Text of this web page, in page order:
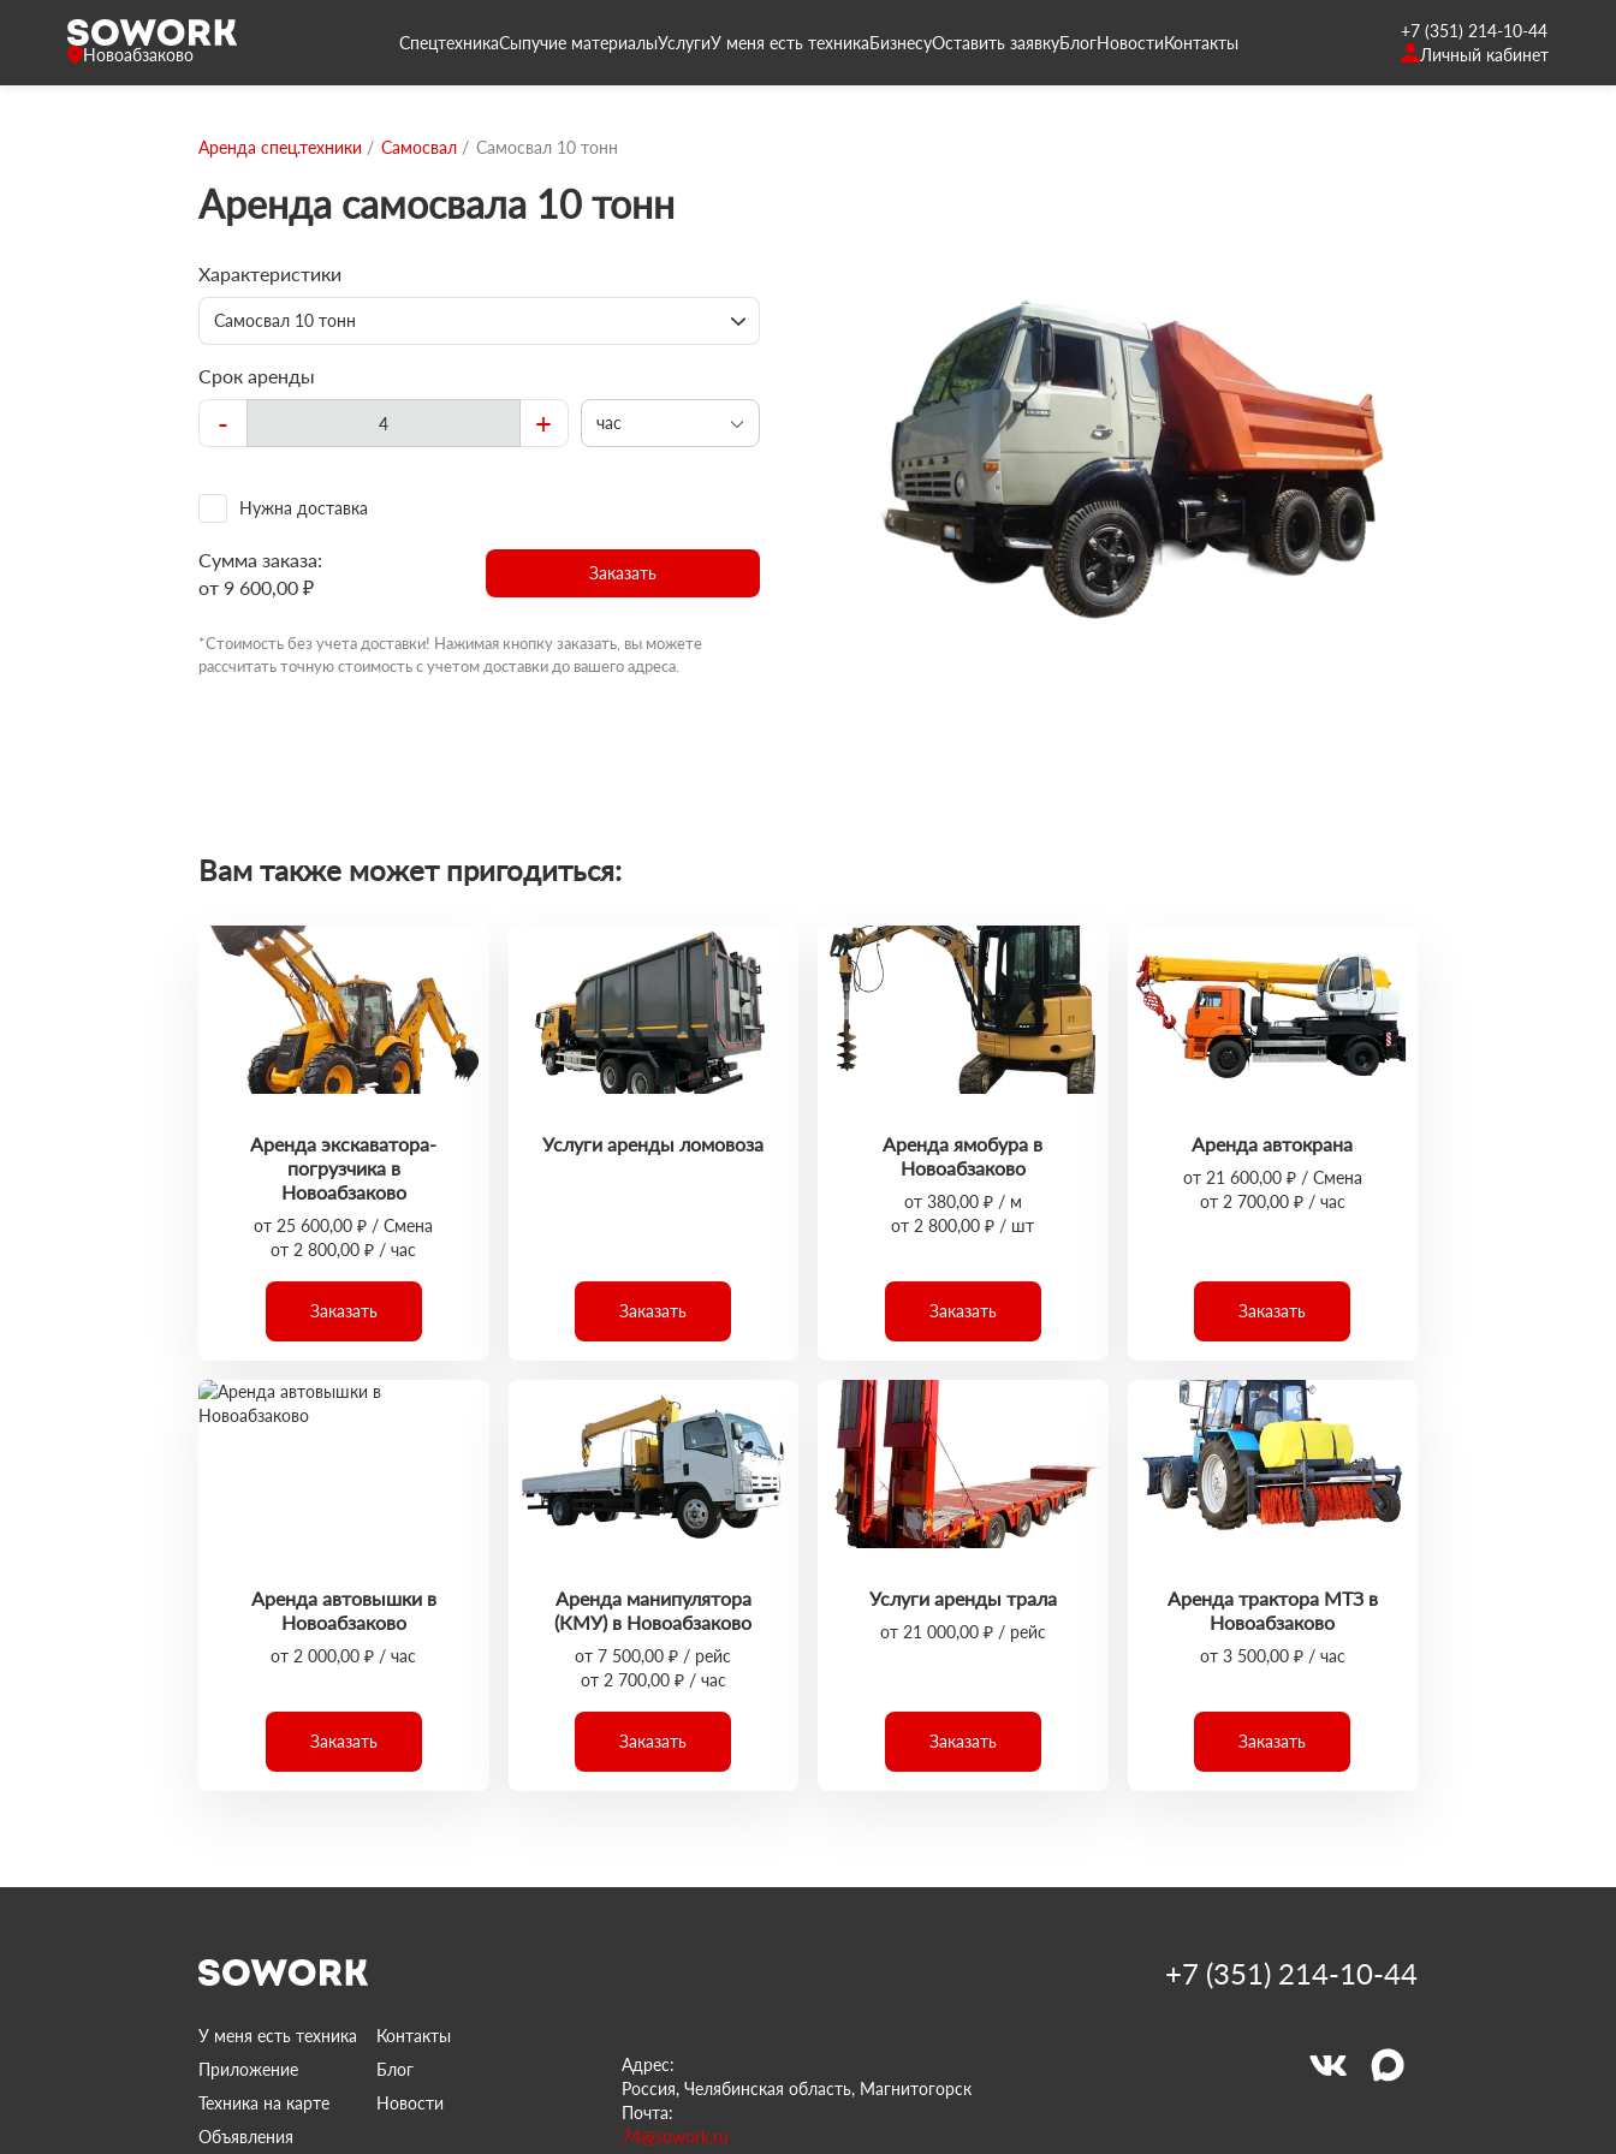
Новоабзаково
СпецтехникаСыпучие материалыУслугиУ меня есть техникаБизнесуОставить заявкуБлогНовостиКонтакты
+7 (351) 214-10-44
Личный кабинет
Аренда спец.техники Самосвал Самосвал 10 тонн
Аренда самосвала 10 тонн
Характеристики
Самосвал 10 тонн
Срок аренды
- + час
Нужна доставка
Сумма заказа:
от 9 600,00 ₽
Заказать
*Стоимость без учета доставки! Нажимая кнопку заказать, вы можете
рассчитать точную стоимость с учетом доставки до вашего адреса.
Вам также может пригодиться:
Аренда экскаватора-
погрузчика в
Новоабзаково
от 25 600,00 ₽ / Смена
от 2 800,00 ₽ / час
Заказать
Услуги аренды ломовоза
Заказать
Аренда ямобура в
Новоабзаково
от 380,00 ₽ / м
от 2 800,00 ₽ / шт
Заказать
Аренда автокрана
от 21 600,00 ₽ / Смена
от 2 700,00 ₽ / час
Заказать
Аренда автовышки в
Новоабзаково
от 2 000,00 ₽ / час
Заказать
Аренда манипулятора
(КМУ) в Новоабзаково
от 7 500,00 ₽ / рейс
от 2 700,00 ₽ / час
Заказать
Услуги аренды трала
от 21 000,00 ₽ / рейс
Заказать
Аренда трактора МТЗ в
Новоабзаково
от 3 500,00 ₽ / час
Заказать
У меня есть техника
Контакты
Приложение
Блог
Техника на карте
Новости
Объявления
Адрес:
Россия, Челябинская область, Магнитогорск
Почта:
74@sowork.ru
+7 (351) 214-10-44